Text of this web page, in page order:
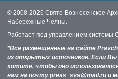
© 2008-2026 Свято-Вознесенское
Набережные Челны.
Работает под управлением системы
*Все размещенные на сайте
из открытых источников. Если
хотите, чтобы оно
нам на почту press_svs@mail.ru и